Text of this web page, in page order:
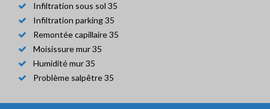
Infiltration sous sol 35
Infiltration parking 35
Remontée capillaire 35
Moisissure mur 35
Humidité mur 35
Problème salpêtre 35